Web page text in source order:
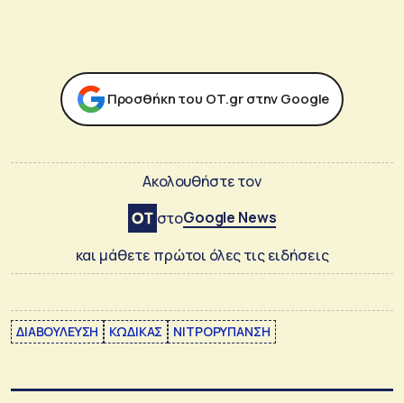
Προσθήκη του ΟΤ.gr στην Google
Ακολουθήστε τον
στοGoogle News
και μάθετε πρώτοι όλες τις ειδήσεις
ΔΙΑΒΟΥΛΕΥΣΗ ΚΩΔΙΚΑΣ ΝΙΤΡΟΡΥΠΑΝΣΗ